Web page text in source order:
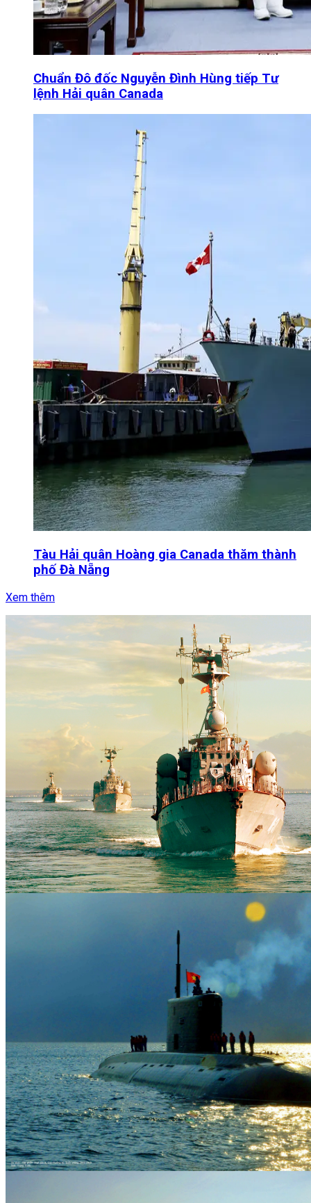
Chuẩn Đô đốc Nguyễn Đình Hùng tiếp Tư
lệnh Hải quân Canada
Tàu Hải quân Hoàng gia Canada thăm thành
phố Đà Nẵng
Xem thêm